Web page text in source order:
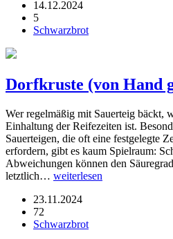
14.12.2024
5
Schwarzbrot
Dorfkruste (von Hand
Wer regelmäßig mit Sauerteig bäckt,
Einhaltung der Reifezeiten ist.
Sauerteigen, die oft eine festgelegte
erfordern, gibt es kaum Spielraum:
Abweichungen können den
letztlich… weiterlesen
23.11.2024
72
Schwarzbrot